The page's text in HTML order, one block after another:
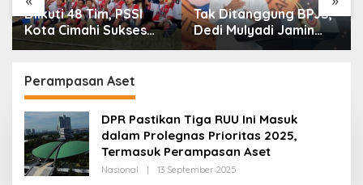
Diikuti 48 Tim, PSSI
Kota Cimahi Sukses
Gelar Piala Soeratin
Tak Ditanggung BPJS,
Dedi Mulyadi Jamin
Biaya RS Korban
Perampasan Aset
DPR Pastikan Tiga RUU Ini Masuk
dalam Prolegnas Prioritas 2025,
Termasuk Perampasan Aset
Nasional 13 September 2025